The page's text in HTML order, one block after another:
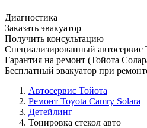
Диагностика
Заказать эвакуатор
Получить консультацию
Специализированный автосервис
Гарантия на ремонт (Тойота
Бесплатный эвакуатор при
Автосервис Тойота
Ремонт Toyota Camry Solara
Детейлинг
Тонировка стекол авто